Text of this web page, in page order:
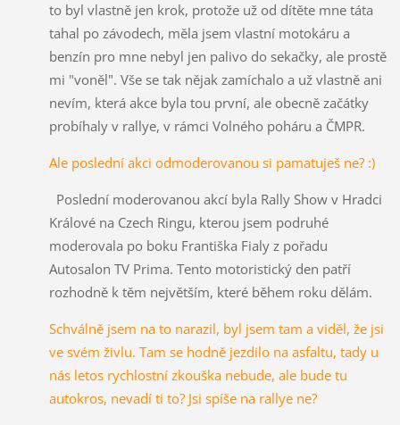
to byl vlastně jen krok, protože už od dítěte mne táta
tahal po závodech, měla jsem vlastní motokáru a
benzín pro mne nebyl jen palivo do sekačky, ale prostě
mi "voněl". Vše se tak nějak zamíchalo a už vlastně ani
nevím, která akce byla tou první, ale obecně začátky
probíhaly v rallye, v rámci Volného poháru a ČMPR.
Ale poslední akci odmoderovanou si pamatuješ ne? :)
Poslední moderovanou akcí byla Rally Show v Hradci
Králové na Czech Ringu, kterou jsem podruhé
moderovala po boku Františka Fialy z pořadu
Autosalon TV Prima. Tento motoristický den patří
rozhodně k těm největším, které během roku dělám.
Schválně jsem na to narazil, byl jsem tam a viděl, že jsi
ve svém živlu. Tam se hodně jezdilo na asfaltu, tady u
nás letos rychlostní zkouška nebude, ale bude tu
autokros, nevadí ti to? Jsi spíše na rallye ne?